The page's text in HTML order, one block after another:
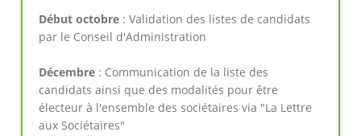
Début octobre : Validation des listes de candidats
par le Conseil d'Administration
Décembre : Communication de la liste des
candidats ainsi que des modalités pour être
électeur à l'ensemble des sociétaires via "La Lettre
aux Sociétaires"